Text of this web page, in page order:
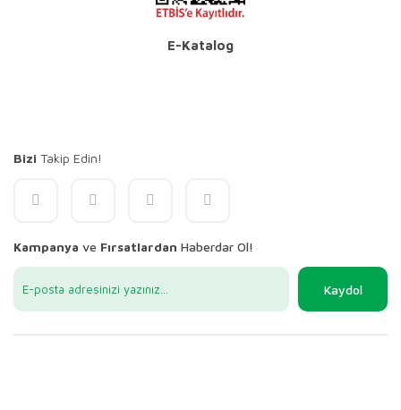
E-Katalog
Bizi Takip Edin!
Kampanya ve Fırsatlardan Haberdar Ol!
Kaydol